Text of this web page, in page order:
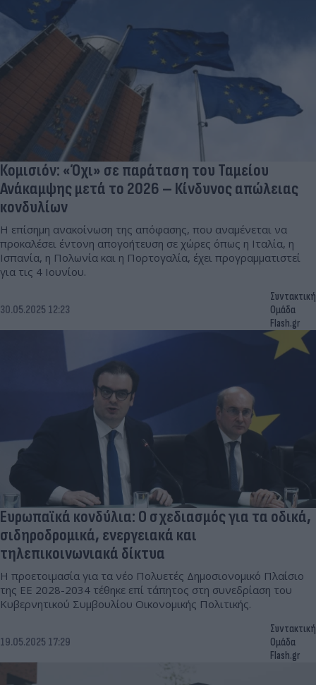
Κομισιόν: «Όχι» σε παράταση του Ταμείου
Ανάκαμψης μετά το 2026 – Κίνδυνος απώλειας
κονδυλίων
Η επίσημη ανακοίνωση της απόφασης, που αναμένεται να
προκαλέσει έντονη απογοήτευση σε χώρες όπως η Ιταλία, η
Ισπανία, η Πολωνία και η Πορτογαλία, έχει προγραμματιστεί
για τις 4 Ιουνίου.
30.05.2025 12:23
Συντακτική
Ομάδα
Flash.gr
Ευρωπαϊκά κονδύλια: Ο σχεδιασμός για τα οδικά,
σιδηροδρομικά, ενεργειακά και
τηλεπικοινωνιακά δίκτυα
Η προετοιμασία για τα νέο Πολυετές Δημοσιονομικό Πλαίσιο
της ΕΕ 2028-2034 τέθηκε επί τάπητος στη συνεδρίαση του
Κυβερνητικού Συμβουλίου Οικονομικής Πολιτικής.
19.05.2025 17:29
Συντακτική
Ομάδα
Flash.gr